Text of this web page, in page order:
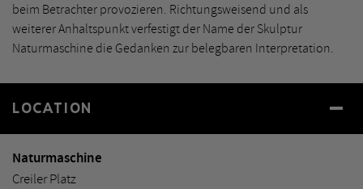
beim Betrachter provozieren. Richtungsweisend und als
weiterer Anhaltspunkt verfestigt der Name der Skulptur
Naturmaschine die Gedanken zur belegbaren Interpretation.
LOCATION
Naturmaschine
Creiler Platz